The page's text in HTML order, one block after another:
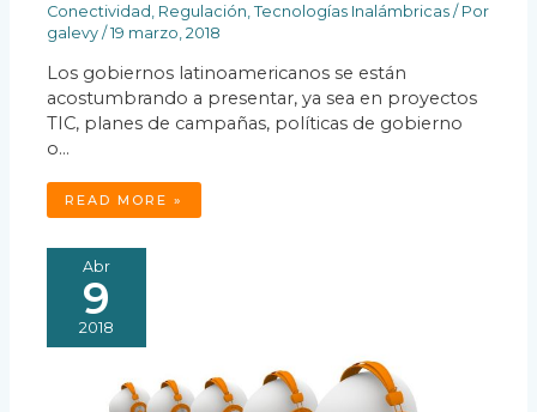
Conectividad Regulación ,Tecnologías Inalámbricas / Por
galevy/19 marzo, 2018
Los gobiernos latinoamericanos se están
acostumbrando a presentar, ya sea en proyectos
TIC, planes de campañas, políticas de gobierno
o…
READ MORE »
Abr
9
2018